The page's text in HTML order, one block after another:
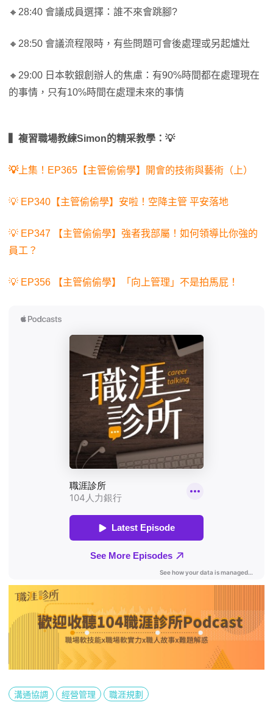
🔸28:40 會議成員選擇：誰不來會跳腳?
🔸28:50 會議流程限時，有些問題可會後處理或另起爐灶
🔸29:00 日本軟銀創辦人的焦慮：有90%時間都在處理現在
的事情，只有10%時間在處理未來的事情
▍複習職場教練Simon的精采教學： 💡
💡上集！EP365【主管偷偷學】開會的技術與藝術（上）
💡 EP340【主管偷偷學】安啦！空降主管 平安落地
💡 EP347 【主管偷偷學】強者我部屬！如何領導比你強的
員工？
💡 EP356 【主管偷偷學】「向上管理」不是拍馬屁！
溝通協調 經營管理 職涯規劃